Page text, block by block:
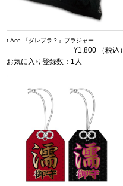
t-Ace 『ダレブラ？』ブラジャー
¥1,800 （税込）
お気に入り登録数：1人